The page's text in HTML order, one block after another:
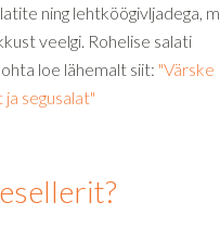
ning lehtköögivljadega,
veelgi. Rohelise salati
loe lähemalt siit: "Värske
segusalat"